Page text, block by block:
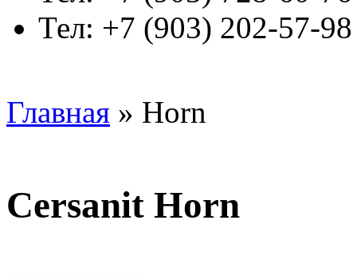
Тел: +7 (903) 202-57-98
Главная » Horn
Cersanit Horn